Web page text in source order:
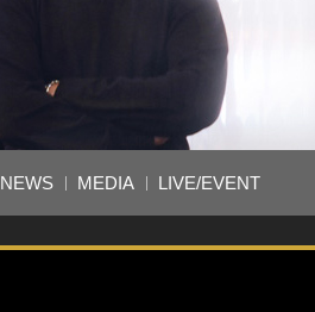
NEWS MEDIA LIVE/EVENT